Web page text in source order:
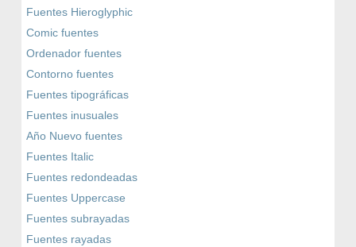
Fuentes Hieroglyphic
Comic fuentes
Ordenador fuentes
Contorno fuentes
Fuentes tipográficas
Fuentes inusuales
Año Nuevo fuentes
Fuentes Italic
Fuentes redondeadas
Fuentes Uppercase
Fuentes subrayadas
Fuentes rayadas